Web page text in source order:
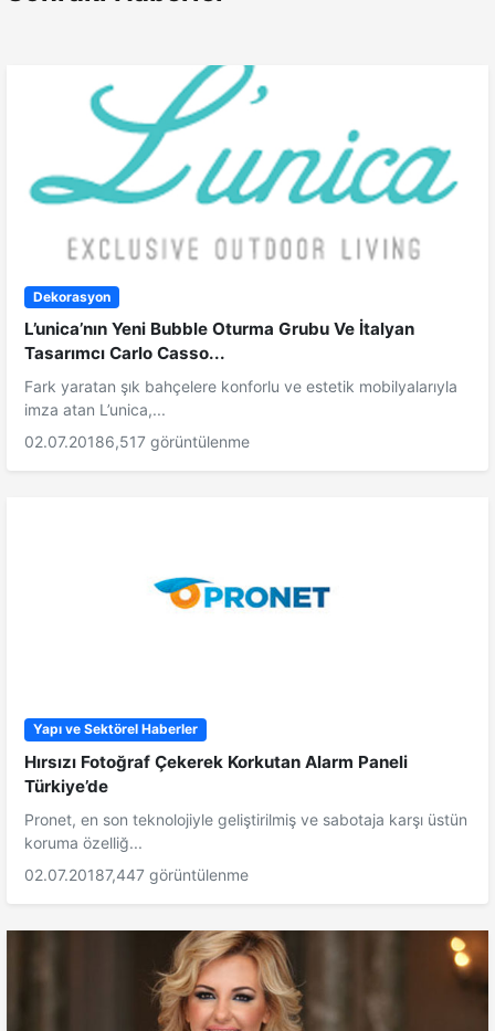
Dekorasyon
L’unica’nın Yeni Bubble Oturma Grubu Ve İtalyan
Tasarımcı Carlo Casso...
Fark yaratan şık bahçelere konforlu ve estetik mobilyalarıyla
imza atan L’unica,...
02.07.20186,517 görüntülenme
Yapı ve Sektörel Haberler
Hırsızı Fotoğraf Çekerek Korkutan Alarm Paneli
Türkiye’de
Pronet, en son teknolojiyle geliştirilmiş ve sabotaja karşı üstün
koruma özelliğ...
02.07.20187,447 görüntülenme